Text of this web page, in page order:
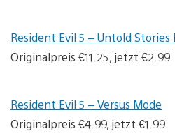
Resident Evil 5 – Untold Stories
Originalpreis €11.25, jetzt €2.99
Resident Evil 5 – Versus Mode
Originalpreis €4.99, jetzt €1.99